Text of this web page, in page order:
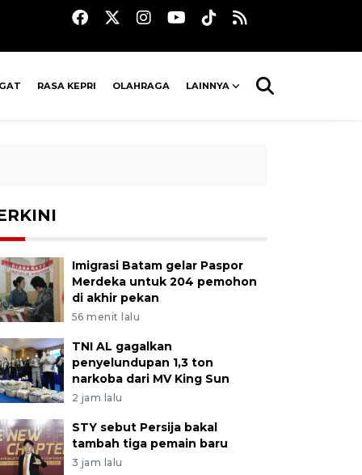
RASA KEPRI OLAHRAGA LAINNYA
Imigrasi Batam gelar Paspor
Merdeka untuk 204 pemohon
di akhir pekan
56 menit lalu
TNI AL gagalkan
penyelundupan 1,3 ton
narkoba dari MV King Sun
2 jam lalu
STY sebut Persija bakal
tambah tiga pemain baru
3 jam lalu